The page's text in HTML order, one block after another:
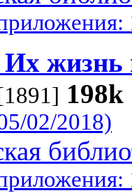
жизнь
198k
02/2018)